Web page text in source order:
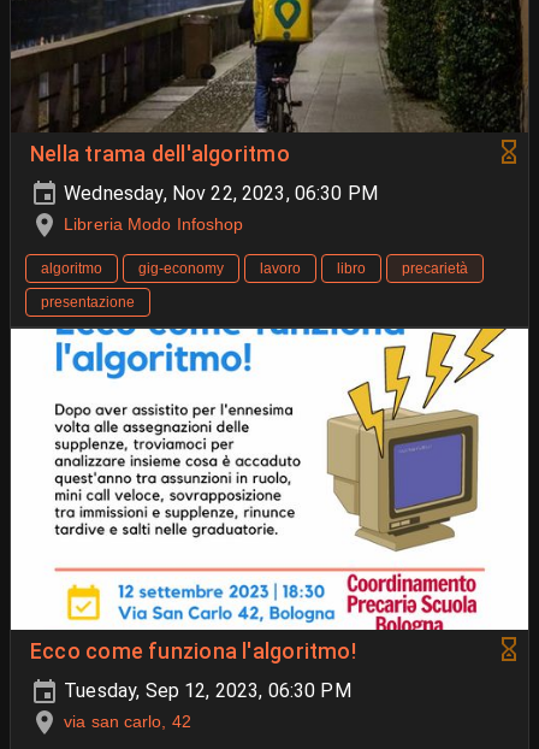
Nella trama dell'algoritmo
Wednesday, Nov 22, 2023, 06:30 PM
Libreria Modo Infoshop
algoritmo gig-economy lavoro libro
precarietà
presentazione
Ecco come funziona l'algoritmo!
Tuesday, Sep 12, 2023, 06:30 PM
via san carlo, 42